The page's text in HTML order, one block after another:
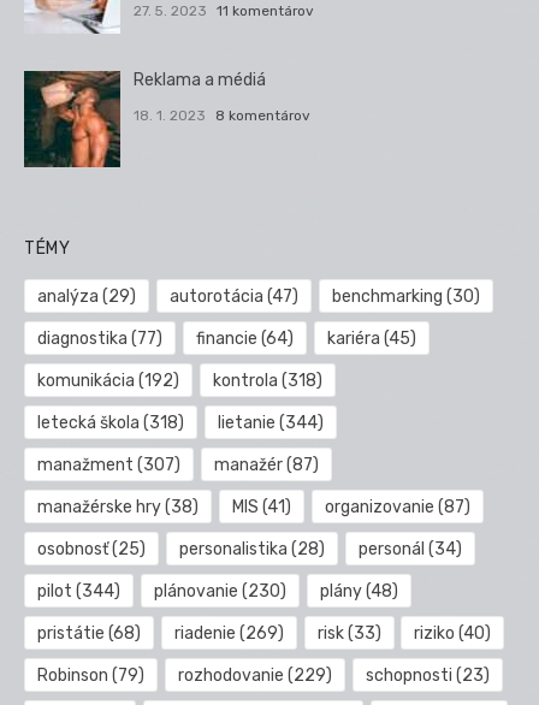
27. 5. 2023 11 komentárov
Reklama a médiá
18. 1. 2023 8 komentárov
TÉMY
analýza (29) autorotácia (47) benchmarking (30)
diagnostika (77) financie (64) kariéra (45)
komunikácia (192) kontrola (318)
letecká škola (318) lietanie (344)
manažment (307) manažér(87)
manažérske hry(38) MIS (41) organizovanie (87)
osobnosť(25) personalistika (28) personál (34)
pilot (344) plánovanie (230) plány(48)
pristátie (68) riadenie (269) risk(33) riziko (40)
Robinson (79) rozhodovanie (229) schopnosti (23)